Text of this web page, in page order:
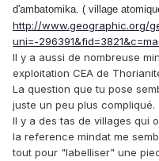
d'ambatomika. ( village
http://www.geographic.org/
uni=-
Il y a aussi de nombreuse
exploitation CEA de
La question que tu pose
juste un peu plus compliqué.
Il y a des tas de villages qui
la reference mindat me
tout pour "labelliser" une